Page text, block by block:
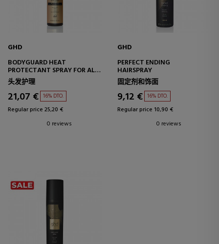
GHD
BODYGUARD HEAT
PROTECTANT SPRAY FOR ALL
HAIR TYPES
头发护理
21,07 € 16% DTO.
Regular price 25,20 €
0 reviews
GHD
PERFECT ENDING
HAIRSPRAY
固定剂和饰面
9,12 € 16% DTO.
Regular price 10,90 €
0 reviews